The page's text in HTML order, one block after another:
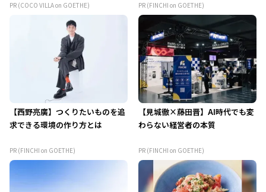
PR (COCO VILLA on GOETHE) PR (FINCHI on GOETHE)
【西野亮廣】つくりたいものを追
求できる環境の作り方とは
PR (FINCHI on GOETHE)
【見城徹×藤田晋】AI時代でも変
わらない経営者の本質
PR (FINCHI on GOETHE)